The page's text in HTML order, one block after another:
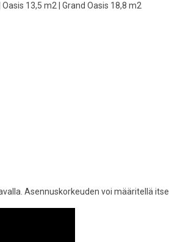
13,5 m2 | Grand Oasis 18,8 m2
Asennuskorkeuden voi määritellä itse.